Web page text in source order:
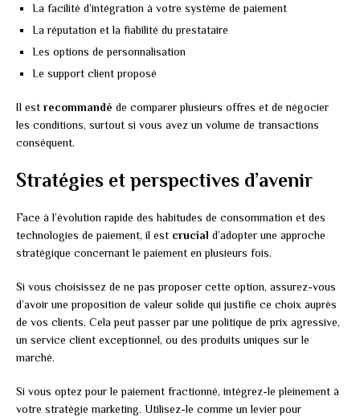
La facilité d’intégration à votre système de paiement
La réputation et la fiabilité du prestataire
Les options de personnalisation
Le support client proposé
Il est recommandé de comparer plusieurs offres et de négocier
les conditions, surtout si vous avez un volume de transactions
conséquent.
Stratégies et perspectives d’avenir
Face à l’évolution rapide des habitudes de consommation et des
technologies de paiement, il est crucial d’adopter une approche
stratégique concernant le paiement en plusieurs fois.
Si vous choisissez de ne pas proposer cette option, assurez-vous
d’avoir une proposition de valeur solide qui justifie ce choix auprès
de vos clients. Cela peut passer par une politique de prix agressive,
un service client exceptionnel, ou des produits uniques sur le
marché.
Si vous optez pour le paiement fractionné, intégrez-le pleinement à
votre stratégie marketing. Utilisez-le comme un levier pour